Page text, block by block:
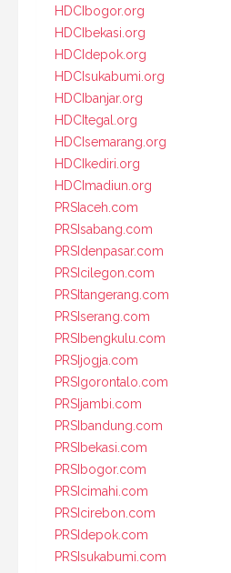
HDCIbogor.org
HDCIbekasi.org
HDCIdepok.org
HDCIsukabumi.org
HDCIbanjar.org
HDCItegal.org
HDCIsemarang.org
HDCIkediri.org
HDCImadiun.org
PRSIaceh.com
PRSIsabang.com
PRSIdenpasar.com
PRSIcilegon.com
PRSItangerang.com
PRSIserang.com
PRSIbengkulu.com
PRSIjogja.com
PRSIgorontalo.com
PRSIjambi.com
PRSIbandung.com
PRSIbekasi.com
PRSIbogor.com
PRSIcimahi.com
PRSIcirebon.com
PRSIdepok.com
PRSIsukabumi.com